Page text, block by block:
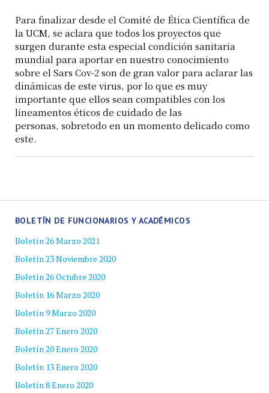
BOLETÍN DE FUNCIONARIOS Y ACADÉMICOS
Boletín 26 Marzo 2021
Boletín 23 Noviembre 2020
Boletín 26 Octubre 2020
Boletín 16 Marzo 2020
Boletín 9 Marzo 2020
Boletín 27 Enero 2020
Boletín 20 Enero 2020
Boletín 13 Enero 2020
Boletín 8 Enero 2020
Para finalizar desde el Comité de Ética Científica de
la UCM, se aclara que todos los proyectos que
surgen durante esta especial condición sanitaria
mundial para aportar en nuestro conocimiento
sobre el Sars Cov-2 son de gran valor para aclarar las
dinámicas de este virus, por lo que es muy
importante que ellos sean compatibles con los
lineamentos éticos de cuidado de las
personas, sobretodo en un momento delicado como
este.